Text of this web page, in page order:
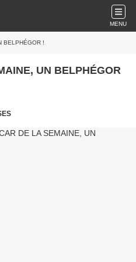
MENU
BELPHÉGOR !
UN BELPHÉGOR